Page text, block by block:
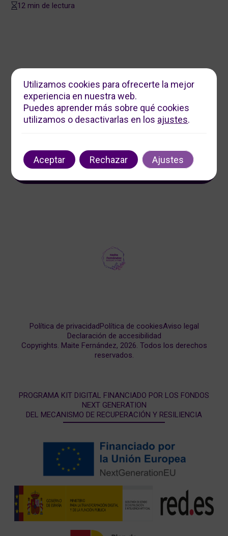
12 min de lectura
Servicios Digitales Maite
Ofrecemos soluciones digitales personalizadas para
impulsar tu negocio. Contáctanos para optimizar tu
Contacto
Copyrights. Maite Fernández, 2026. Todos los derechos
reservados.
Política de privacidadPolítica de cookiesAviso legal
Declaración de accesibilidad
PROGRAMA KIT DIGITAL FINANCIADO POR LOS FONDOS
NEXT GENERATION
DEL MECANISMO DE RECUPERACIÓN Y RESILIENCIA
Utilizamos cookies para ofrecerte la mejor
experiencia en nuestra web.
Puedes aprender más sobre qué cookies
utilizamos o desactivarlas en los ajustes.
Aceptar Rechazar Ajustes